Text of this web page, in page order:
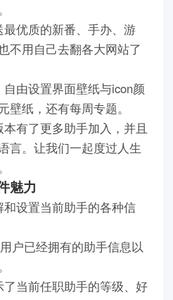
优质的新番、手办、游
不用自己去翻各大网站了
由设置界面壁纸与icon颜
壁纸，还有每周专题。
有了更多助手加入，并且
言。让我们一起度过人生
魅力
设置当前助手的各种信
户已经拥有的助手信息以
当前任职助手的等级、好